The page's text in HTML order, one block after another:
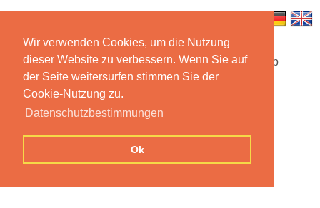
Wir verwenden Cookies, um die Nutzung
dieser Website zu verbessern. Wenn Sie auf
der Seite weitersurfen stimmen Sie der
Cookie-Nutzung zu.
Datenschutzbestimmungen
Ok
Startseite Funktionen Mobile App
Preise
Kontakt Impressum